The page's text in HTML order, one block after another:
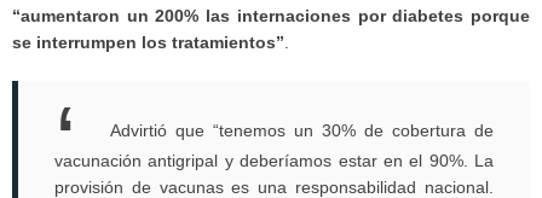
“aumentaron un 200% las internaciones por diabetes porque
se interrumpen los tratamientos”
Advirtió que “tenemos un 30% de cobertura de
vacunación antigripal y deberíamos estar en el 90%. La
provisión de vacunas es una responsabilidad nacional.